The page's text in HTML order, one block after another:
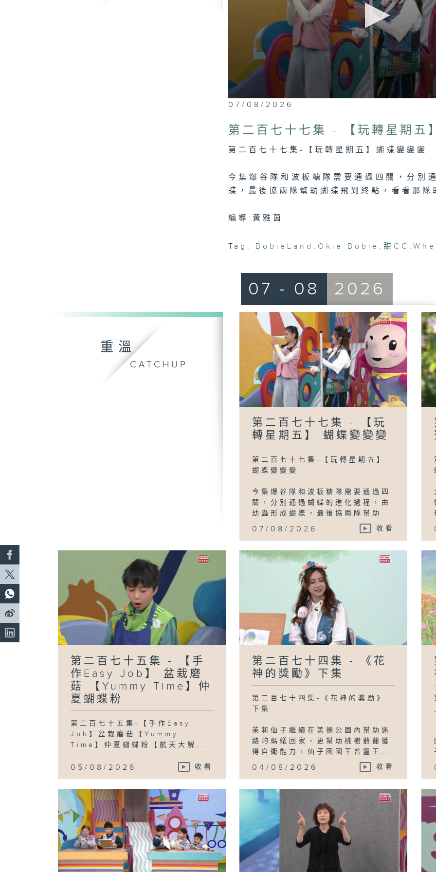
0
seconds
15
minutes,
secondsVolume
90%
07/08/2026
第二百七十七集 - 【玩轉星期五
第二百七十七集-【玩轉星期五】蝴蝶變變變
今集爆谷隊和波板糖隊需要通過四關，分別
蝶，最後協兩隊幫助蝴蝶飛到終點，看看那
編導:黃雅茵
Tag: BobieLand , Okie Bobie , 甜CC ,
重溫
CATCHUP
07 - 08 2026
第二百七十七集 - 【玩
轉星期五】 蝴蝶變變變
第二百七十七集-【玩轉星期五】
蝴蝶變變變
今集爆谷隊和波板糖隊需要通過四
關，分別通過蝴蝶的進化過程，由
幼蟲形成蝴蝶，最後協兩隊幫助...
07/08/2026 收看
第二百七十五集 - 【手
作Easy Job】 盆栽磨
菇 【Yummy Time】仲
夏蝴蝶粉
第二百七十五集-【手作Easy
Job】盆栽磨菇【Yummy
Time】仲夏蝴蝶粉【航天大解...
05/08/2026 收看
第二百七十四集 - 《花
神的獎勵》下集
第二百七十四集-《花神的獎勵》
下集
茉莉仙子繼續在美德公園內幫助迷
路的螞蟻回家，更幫助桃樹爺爺獲
得自衛能力，仙子國國王普靈王...
04/08/2026 收看